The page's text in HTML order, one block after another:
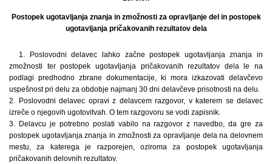
Postopek ugotavljanja znanja in zmožnosti za opravljanje del in postopek
ugotavljanja pričakovanih rezultatov dela
1. Poslovodni delavec lahko začne postopek ugotavljanja znanja in
zmožnosti ter postopek ugotavljanja pričakovanih rezultatov dela le na
podlagi predhodno zbrane dokumentacije, ki mora izkazovati delavčevo
uspešnost pri delu za obdobje najmanj 30 dni delavčeve prisotnosti na delu.
2. Poslovodni delavec opravi z delavcem razgovor, v katerem se delavec
izreče o njegovih ugotovitvah. O tem razgovoru se vodi zapisnik.
3. Delavcu je potrebno poslati vabilo na razgovor z navedbo, da gre za
postopek ugotavljanja znanja in zmožnosti za opravljanje dela na delovnem
mestu, za katerega je razporejen, oziroma za postopek ugotavljanja
pričakovanih delovnih rezultatov.